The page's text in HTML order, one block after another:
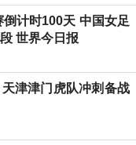
计时100天 中国女足
世界今日报
津津门虎队冲刺备战